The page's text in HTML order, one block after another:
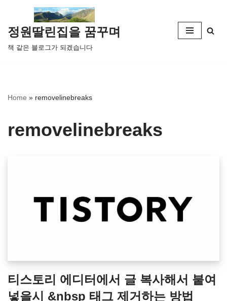
콘
텐
츠
뛰
정원딸린집을 꿈꾸며
책 같은 블로그가 되겠습니다
Home » removelinebreaks
removelinebreaks
티스토리 에디터에서 글 복사해서 붙여
넣을시 &nbsp 태그 제거하는 방법